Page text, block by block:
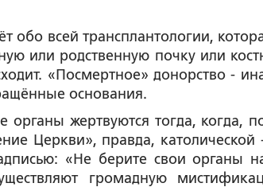
обо всей трансплантологии,
или родственную почку или
«Посмертное» донорство -
основания.
органы жертвуются тогда, когда,
Церкви», правда,
«Не берите свои органы
громадную